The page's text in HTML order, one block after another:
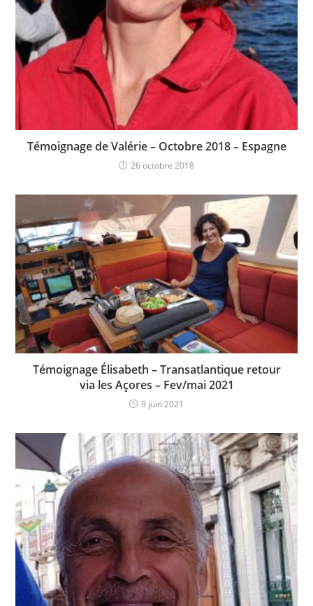
Témoignage de Valérie – Octobre 2018 – Espagne
26 octobre 2018
Témoignage Élisabeth – Transatlantique retour
via les Açores – Fev/mai 2021
9 juin 2021